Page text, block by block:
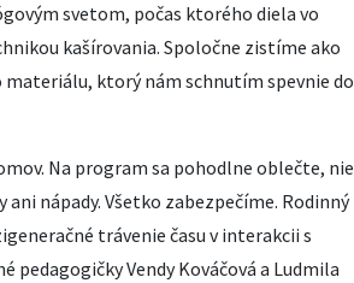
svetom, počas ktorého diela vo
kašírovania. Spoločne zistíme ako
ktorý nám schnutím spevnie do
Na program sa pohodlne oblečte, nie
nápady. Všetko zabezpečíme. Rodinný
trávenie času v interakcii s
pedagogičky Vendy Kováčová a Ludmila